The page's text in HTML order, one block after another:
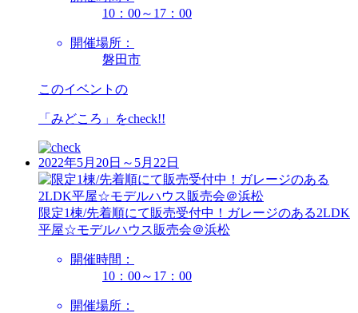
10：00～17：00
開催場所：
磐田市
このイベントの
「みどころ」をcheck!!
2022年5月20日～5月22日
限定1棟/先着順にて販売受付中！ガレージのある2LDK
平屋☆モデルハウス販売会＠浜松
開催時間：
10：00～17：00
開催場所：